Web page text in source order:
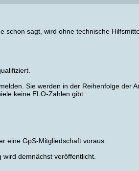
sagt, wird ohne technische
Sie werden in der Reihenfolge der
keine ELO-Zahlen gibt.
eine GpS-Mitgliedschaft voraus.
demnächst veröffentlicht.